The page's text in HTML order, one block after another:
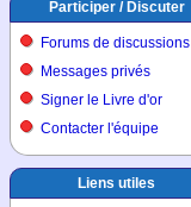
Participer / Discuter
Forums de discussions
Messages privés
Signer le Livre d'or
Contacter l'équipe
Liens utiles